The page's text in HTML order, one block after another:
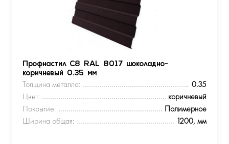
Профнастил С8 RAL 8017 шоколадно-
коричневый 0.35 мм
Толщина металла:
0.35
Цвет:
коричневый
Покрытие:
Полимерное
Ширина общая:
1200, мм